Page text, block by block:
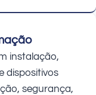
instalação,
dispositivos
segurança,